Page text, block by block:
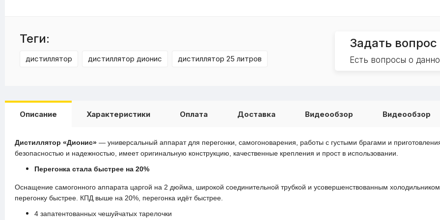
Теги:
дистиллятор дистиллятор дионис дистиллятор 25 литров
Задать вопрос
Есть вопросы о
Описание Характеристики Оплата Доставка Видеообзор Видеообзор
Дистиллятор «Дионис» — универсальный аппарат для перегонки, самогоноварения, работы с густыми брагами и
безопасностью и надежностью, имеет оригинальную конструкцию, качественные крепления и прост в использовании.
Перегонка стала быстрее на 20%
Оснащение самогонного аппарата царгой на 2 дюйма, широкой соединительной трубкой и усовершенствованным
перегонку быстрее. КПД выше на 20%, перегонка идёт быстрее.
4 запатентованных чешуйчатых тарелочки